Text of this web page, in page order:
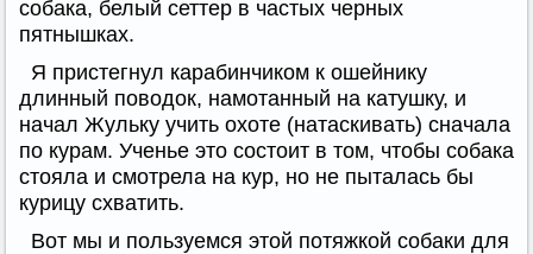
собака, белый сеттер в частых черных
пятнышках.
Я пристегнул карабинчиком к ошейнику
длинный поводок, намотанный на катушку, и
начал Жульку учить охоте (натаскивать) сначала
по курам. Ученье это состоит в том, чтобы собака
стояла и смотрела на кур, но не пыталась бы
курицу схватить.
Вот мы и пользуемся этой потяжкой собаки для